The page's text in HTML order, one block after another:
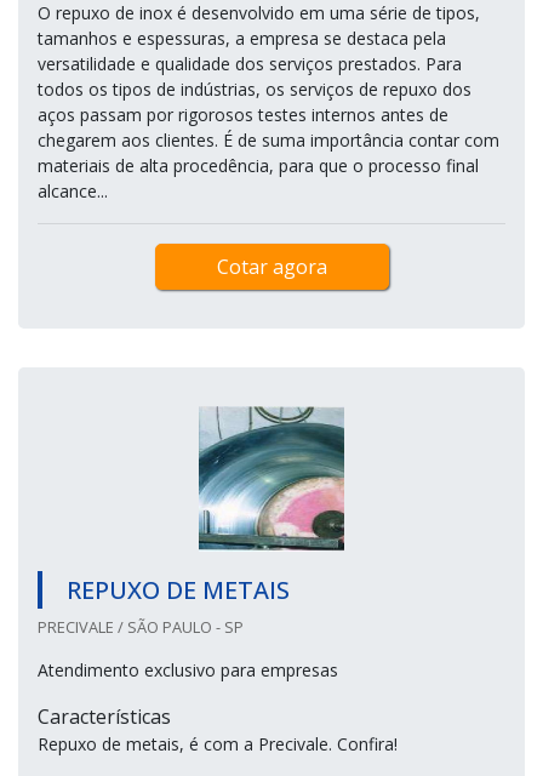
O repuxo de inox é desenvolvido em uma série de tipos,
tamanhos e espessuras, a empresa se destaca pela
versatilidade e qualidade dos serviços prestados. Para
todos os tipos de indústrias, os serviços de repuxo dos
aços passam por rigorosos testes internos antes de
chegarem aos clientes. É de suma importância contar com
materiais de alta procedência, para que o processo final
alcance...
Cotar agora
REPUXO DE METAIS
PRECIVALE / SÃO PAULO - SP
Atendimento exclusivo para empresas
Características
Repuxo de metais, é com a Precivale. Confira!